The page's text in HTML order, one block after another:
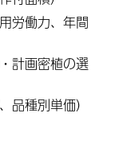
労働力、年間
計画密植の選
品種別単価）